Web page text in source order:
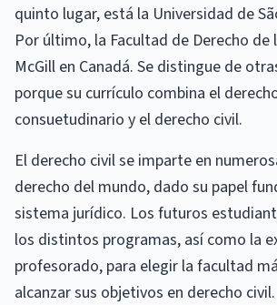
quinto lugar, está la Universidad de
Por último, la Facultad de Derecho de
McGill en Canadá. Se distingue de
porque su currículo combina el
consuetudinario y el derecho civil.
El derecho civil se imparte en
derecho del mundo, dado su papel
sistema jurídico. Los futuros
los distintos programas, así como la
profesorado, para elegir la facultad
alcanzar sus objetivos en derecho civil.